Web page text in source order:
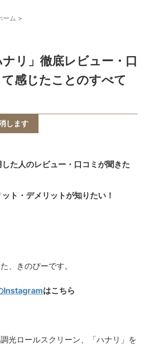
ーム >
リ」徹底レビュー・口
感じたことのすべて
します
た人のレビュー・口コミが聞きた
ト・デメリットが知りたい！
、きのぴーです。
Instagramはこちら
光ロールスクリーン、「ハナリ」を